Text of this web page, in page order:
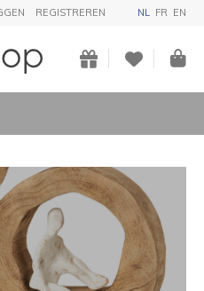
REGISTREREN NL FR EN